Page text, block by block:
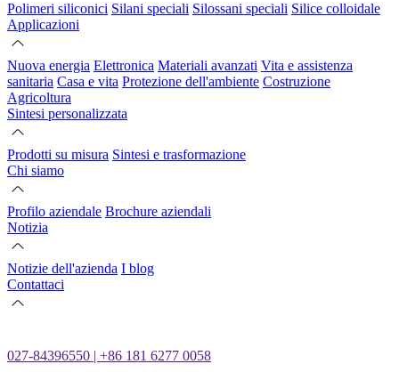
Polimeri siliconici Silani speciali Silossani speciali Silice colloidale
Applicazioni
Nuova energia Elettronica Materiali avanzati Vita e assistenza
sanitaria Casa e vita Protezione dell'ambiente Costruzione
Agricoltura
Sintesi personalizzata
Prodotti su misura Sintesi e trasformazione
Chi siamo
Profilo aziendale Brochure aziendali
Notizia
Notizie dell'azienda I blog
Contattaci
027-84396550 | +86 181 6277 0058